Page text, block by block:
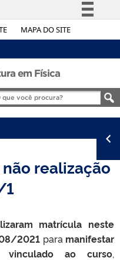
MAPA DO SITE
Simplifique!
Legislação
Canais
em Física
realização
1
matrícula neste
2021 para manifestar
vinculado ao curso,